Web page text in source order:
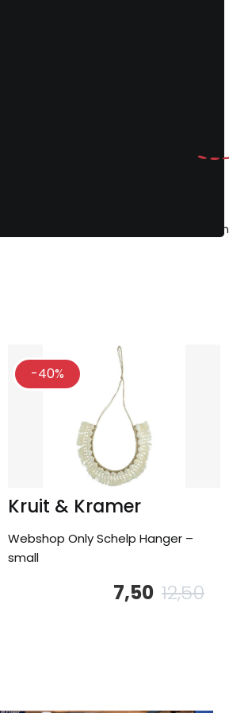
ruilen binnen 30 dagen
-40%
Kruit & Kramer
Webshop Only Schelp Hanger –
small
12,50
7,50